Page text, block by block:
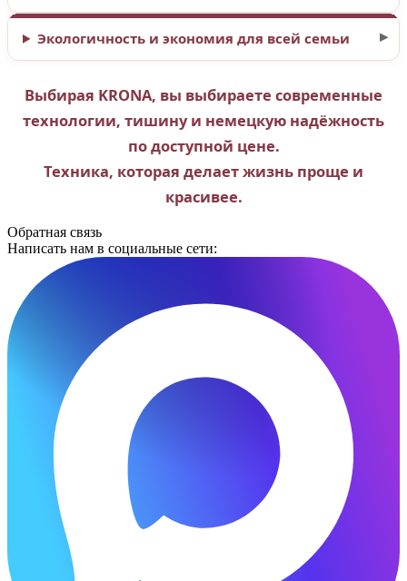
Экологичность и экономия для всей семьи
Выбирая KRONA, вы выбираете современные
технологии, тишину и немецкую надёжность
по доступной цене.
Техника, которая делает жизнь проще и
красивее.
Обратная связь
Написать нам в социальные сети: